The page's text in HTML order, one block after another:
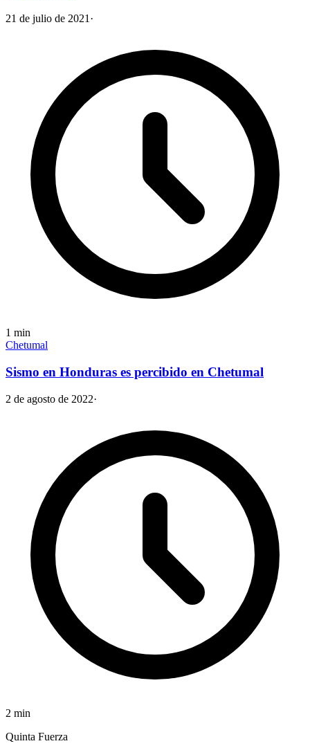
21 de julio de 2021 ·
1 min
Chetumal
Sismo en Honduras es percibido en Chetumal
2 de agosto de 2022·
2 min
Quinta Fuerza